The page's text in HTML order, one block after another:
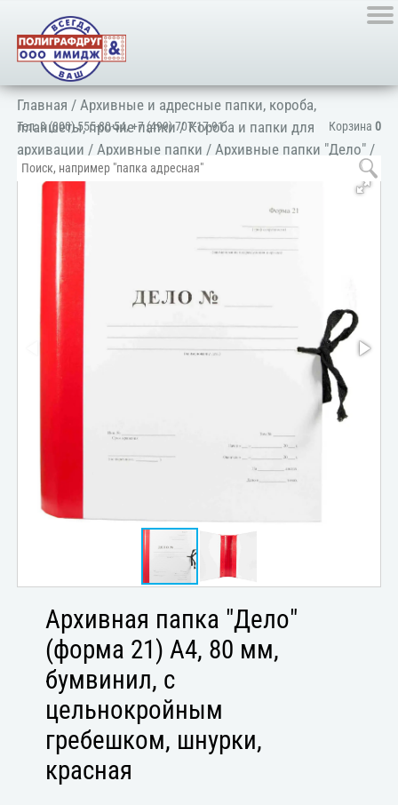
Корзина 0
Тел:8 (800) 555-80-54,+7 (499) 707-17-91
Главная /Архивные и адресные папки, короба,
планшеты, прочие папки/Короба и папки для
архивации /Архивные папки /Архивные папки "Дело" /
Архивная папка "Дело"
(форма 21) А4, 80 мм,
бумвинил, с
цельнокройным
гребешком, шнурки,
красная